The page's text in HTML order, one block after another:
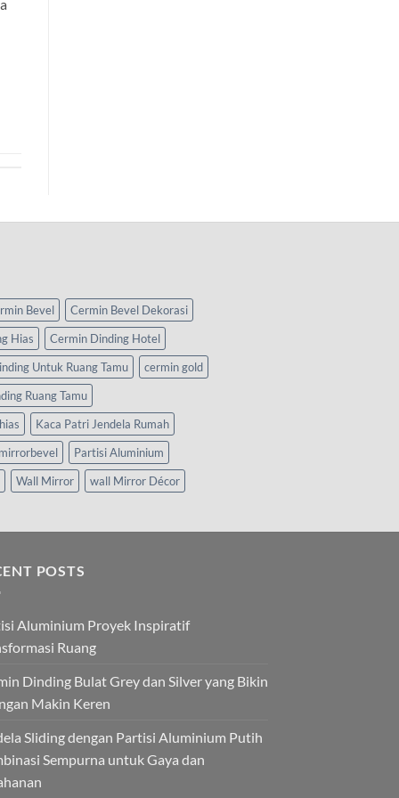
Bevel
Cermin Bevel Dekorasi
Hias
Cermin Dinding Hotel
Untuk Ruang Tamu
cermin gold
Ruang Tamu
Kaca Patri Jendela Rumah
Partisi Aluminium
Wall Mirror
wall Mirror Décor
POSTS
Aluminium Proyek Inspiratif
Ruang
Dinding Bulat Grey dan Silver yang Bikin
Makin Keren
Sliding dengan Partisi Aluminium Putih
Sempurna untuk Gaya dan